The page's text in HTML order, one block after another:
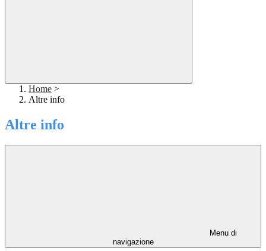
Home >
Altre info
Altre info
Menu di
navigazione